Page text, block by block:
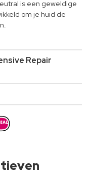
is een geweldige
om je huid de
Repair